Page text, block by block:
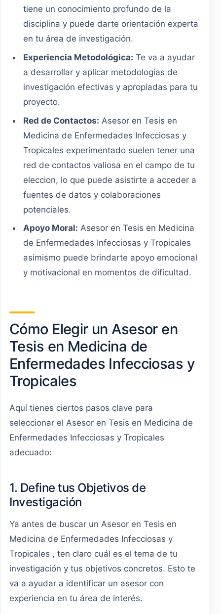
tiene un conocimiento profundo de la
disciplina y puede darte orientación experta
en tu área de investigación.
Experiencia Metodológica: Te va a ayudar
a desarrollar y aplicar metodologías de
investigación efectivas y apropiadas para tu
proyecto.
Red de Contactos: Asesor en Tesis en
Medicina de Enfermedades Infecciosas y
Tropicales experimentado suelen tener una
red de contactos valiosa en el campo de tu
eleccion, lo que puede asistirte a acceder a
fuentes de datos y colaboraciones
potenciales.
Apoyo Moral: Asesor en Tesis en Medicina
de Enfermedades Infecciosas y Tropicales
asimismo puede brindarte apoyo emocional
y motivacional en momentos de dificultad.
Cómo Elegir un Asesor en
Tesis en Medicina de
Enfermedades Infecciosas y
Tropicales
Aquí tienes ciertos pasos clave para
seleccionar el Asesor en Tesis en Medicina de
Enfermedades Infecciosas y Tropicales
adecuado:
1. Define tus Objetivos de
Investigación
Ya antes de buscar un Asesor en Tesis en
Medicina de Enfermedades Infecciosas y
Tropicales , ten claro cuál es el tema de tu
investigación y tus objetivos concretos. Esto te
va a ayudar a identificar un asesor con
experiencia en tu área de interés.